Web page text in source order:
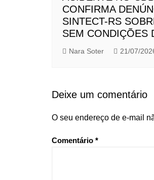
CONFIRMA
SINTECT-RS
SEM CONDIÇÕES
Nara Soter 21/07/
Deixe um comentário
O seu endereço de e-mail
Comentário *